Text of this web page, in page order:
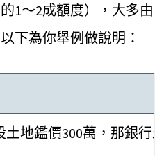
1～2成額度），大多由
下為你舉例做說明：
土地鑑價300萬，那銀行